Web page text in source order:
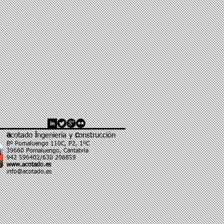
acotadoingeniería yconstrucción
Bº Pomaluengo 110C, P2, 1ºC
39660 Pomaluengo, Cantabria
942 596402/630 206859
www.acotado.es
info@acotado.es